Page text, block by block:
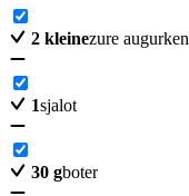
2 kleinezure augurken
1sjalot
30 gboter